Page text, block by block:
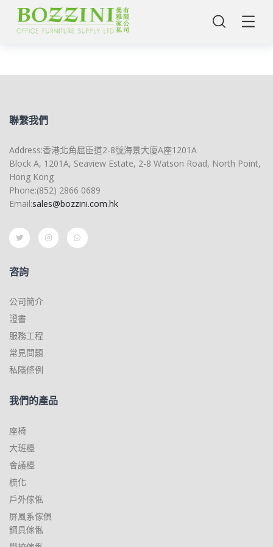
主頁
聯繫我們
Address:香港北角屈臣道2-8號海景大廈A座1201A
Block A, 1201A, Seaview Estate, 2-8 Watson Road, North Point,
Hong Kong
Phone:(852) 2866 0689
Email:sales@bozzini.com.hk
咨詢
公司簡介
證書
服務工程
常見問題
私隱條例
我們的產品
座椅
大班檯
會議檯
梳化
戶外傢俬
屏風系傢俱
鋼具傢俬